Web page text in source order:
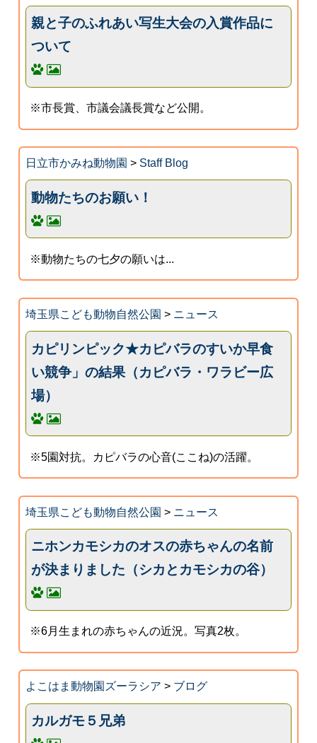
親と子のふれあい写生大会の入賞作品に
ついて
※市長賞、市議会議長賞など公開。
日立市かみね動物園 > Staff Blog
動物たちのお願い！
※動物たちの七夕の願いは...
埼玉県こども動物自然公園 > ニュース
カピリンピック★カピバラのすいか早食
い競争」の結果（カピバラ・ワラビー広
場）
※5園対抗。カピバラの心音(ここね)の活躍。
埼玉県こども動物自然公園 > ニュース
ニホンカモシカのオスの赤ちゃんの名前
が決まりました（シカとカモシカの谷）
※6月生まれの赤ちゃんの近況。写真2枚。
よこはま動物園ズーラシア > ブログ
カルガモ５兄弟